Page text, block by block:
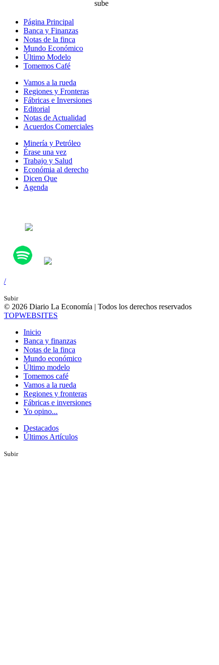
Página Principal
Banca y Finanzas
Notas de la finca
Mundo Económico
Último Modelo
Tomemos Café
Vamos a la rueda
Regiones y Fronteras
Fábricas e Inversiones
Editorial
Notas de Actualidad
Acuerdos Comerciales
Minería y Petróleo
Érase una vez
Trabajo y Salud
Económia al derecho
Dicen Que
Agenda
/
Subir
© 2026 Diario La Economía | Todos los derechos reservados
TOPWEBSITES
Inicio
Banca y finanzas
Notas de la finca
Mundo económico
Último modelo
Tomemos café
Vamos a la rueda
Regiones y fronteras
Fábricas e inversiones
Yo opino...
Destacados
Últimos Artículos
Subir